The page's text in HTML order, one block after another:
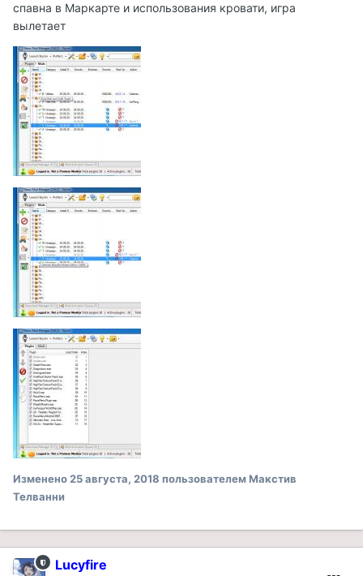
спавна в Маркарте и использования кровати, игра
вылетает
Изменено25 августа, 2018 пользователем Макстив
Телванни
Lucyfire